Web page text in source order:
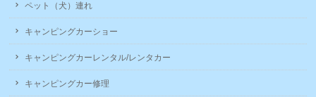
ペット（犬）連れ
キャンピングカーショー
キャンピングカーレンタル/レンタカー
キャンピングカー修理